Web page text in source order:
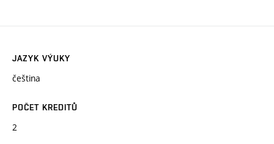
JAZYK VÝUKY
čeština
POČET KREDITŮ
2